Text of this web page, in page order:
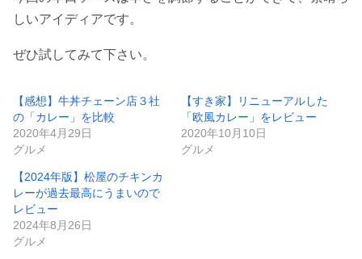
しいアイディアです。
ぜひ試してみて下さい。
【感想】牛丼チェーン店３社
の「カレー」を比較
2020年4月29日
グルメ
【すき家】リニューアルした
「欧風カレー」をレビュー
2020年10月10日
グルメ
【2024年版】松屋のチキンカ
レーが過去最高にうまいので
レビュー
2024年8月26日
グルメ